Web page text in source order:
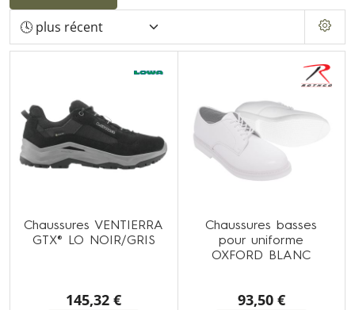
Chaussures VENTIERRA
GTX® LO NOIR/GRIS
145,32 €
Chaussures basses
pour uniforme
OXFORD BLANC
93,50 €